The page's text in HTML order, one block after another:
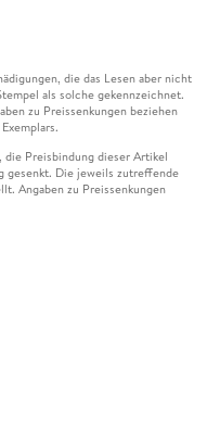
die das Lesen aber nicht
als solche gekennzeichnet.
zu Preissenkungen beziehen
Preisbindung dieser Artikel
gesenkt. Die jeweils zutreffende
Angaben zu Preissenkungen